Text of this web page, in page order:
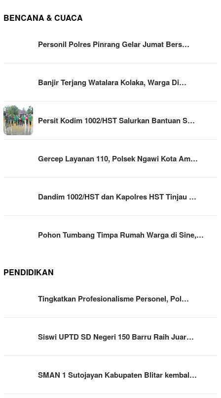
BENCANA & CUACA
Personil Polres Pinrang Gelar Jumat Bers…
Banjir Terjang Watalara Kolaka, Warga Di…
Persit Kodim 1002/HST Salurkan Bantuan S…
Gercep Layanan 110, Polsek Ngawi Kota Am…
Dandim 1002/HST dan Kapolres HST Tinjau …
Pohon Tumbang Timpa Rumah Warga di Sine,…
PENDIDIKAN
Tingkatkan Profesionalisme Personel, Pol…
Siswi UPTD SD Negeri 150 Barru Raih Juar…
SMAN 1 Sutojayan Kabupaten Blitar kembal…